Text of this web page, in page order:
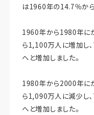
は1960年の14.7％か
1960年から1980年に
ら1,100万人に増加し
へと増加しました。
1980年から2000年に
ら1,090万人に減少し
へと増加しました。